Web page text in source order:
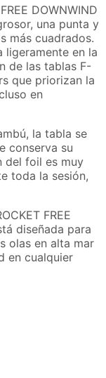
DOWNWIND
una punta y
más cuadrados.
ligeramente en la
de las tablas F-
que priorizan la
en
la tabla se
conserva su
del foil es muy
toda la sesión,
FREE
diseñada para
olas en alta mar
en cualquier